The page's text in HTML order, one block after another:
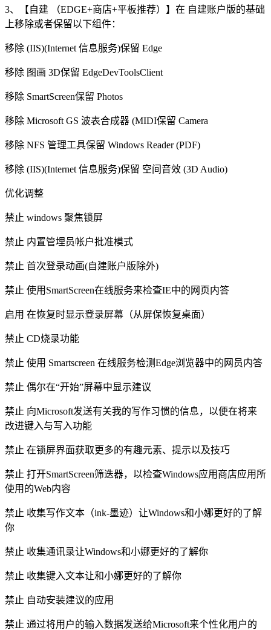
3、【自建 （EDGE+商店+平板推荐）】在 自建账户版的基础
上移除或者保留以下组件：
移除 (IIS)(Internet 信息服务)保留 Edge
移除 图画 3D保留 EdgeDevToolsClient
移除 SmartScreen保留 Photos
移除 Microsoft GS 波表合成器 (MIDI保留 Camera
移除 NFS 管理工具保留 Windows Reader (PDF)
移除 (IIS)(Internet 信息服务)保留 空间音效 (3D Audio)
优化调整
禁止 windows 聚焦锁屏
禁止 内置管埋员帐户批准模式
禁止 首次登录动画(自建账户版除外)
禁止 使用SmartScreen在线服务来检查IE中的网页内答
启用 在恢复时显示登录屏幕（从屏保恢复桌面）
禁止 CD烧录功能
禁止 使用 Smartscreen 在线服务检测Edge浏览器中的网员内答
禁止 偶尔在“开始”屏幕中显示建议
禁止 向Microsoft发送有关我的写作习惯的信息，以便在将来
改进键入与写入功能
禁止 在锁屏界面获取更多的有趣元素、提示以及技巧
禁止 打开SmartScreen筛迭器，以检查Windows应用商店应用所
使用的Web内容
禁止 收集写作文本（ink-墨迹）让Windows和小娜更好的了解
你
禁止 收集通讯录让Windows和小娜更好的了解你
禁止 收集键入文本让和小娜更好的了解你
禁止 自动安装建议的应用
禁止 通过将用户的输入数据发送给Microsoft来个性化用户的